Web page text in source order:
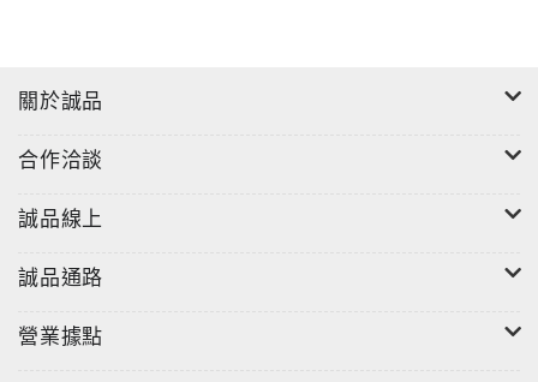
關於誠品
合作洽談
誠品線上
誠品通路
營業據點